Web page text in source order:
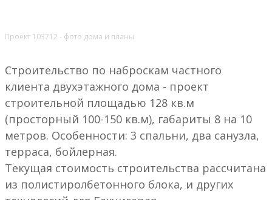
Проект 103712 - фото дома и планы
Строительство по наброскам частного
клиента двухэтажного дома - проект
строительной площадью 128 кв.м
(просторный 100-150 кв.м), габариты 8 на 10
метров. Особенности: 3 спальни, два санузла,
терраса, бойлерная.
Текущая стоимость строительства рассчитана
из полистиролбетонного блока, и других